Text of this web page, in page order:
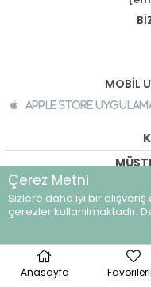
MOBİL
Apple Store
©
Anasayfa
Çerez Metni
Sizlere daha iyi bir
çerezler kullanılmaktadır.